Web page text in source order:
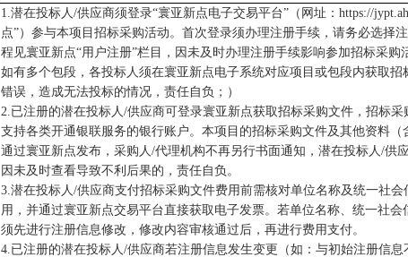
1.潜在投标人/供应商须登录“寰亚新点电子交易平台”（网址：https://
点”）参与本项目招标采购活动。首次登录须办理注册手续，请务必选择
程见寰亚新点“用户注册”栏目，因未及时办理注册手续影响参加招标采购
如有多个包段，各投标人须在寰亚新点电子系统对应项目或包段内获取
错误，造成无法投标的情况，责任自负；）
2.已注册的潜在投标人/供应商可登录寰亚新点获取招标采购文件，招标采
支持各类开通银联服务的银行账户。本项目的招标采购文件及其他资料（
通过寰亚新点发布，采购人/代理机构不再另行书面通知，潜在投标人/供
因未及时查看导致不利后果的，责任自负。
3.潜在投标人/供应商支付招标采购文件费用前需核对单位名称及统一社
用，并通过寰亚新点交易平台直接获取电子发票。若单位名称、统一社会
须先进行注册信息修改，修改内容审核通过后，再进行费用支付。
4.已注册的潜在投标人/供应商若注册信息发生变更（如：与初始注册信